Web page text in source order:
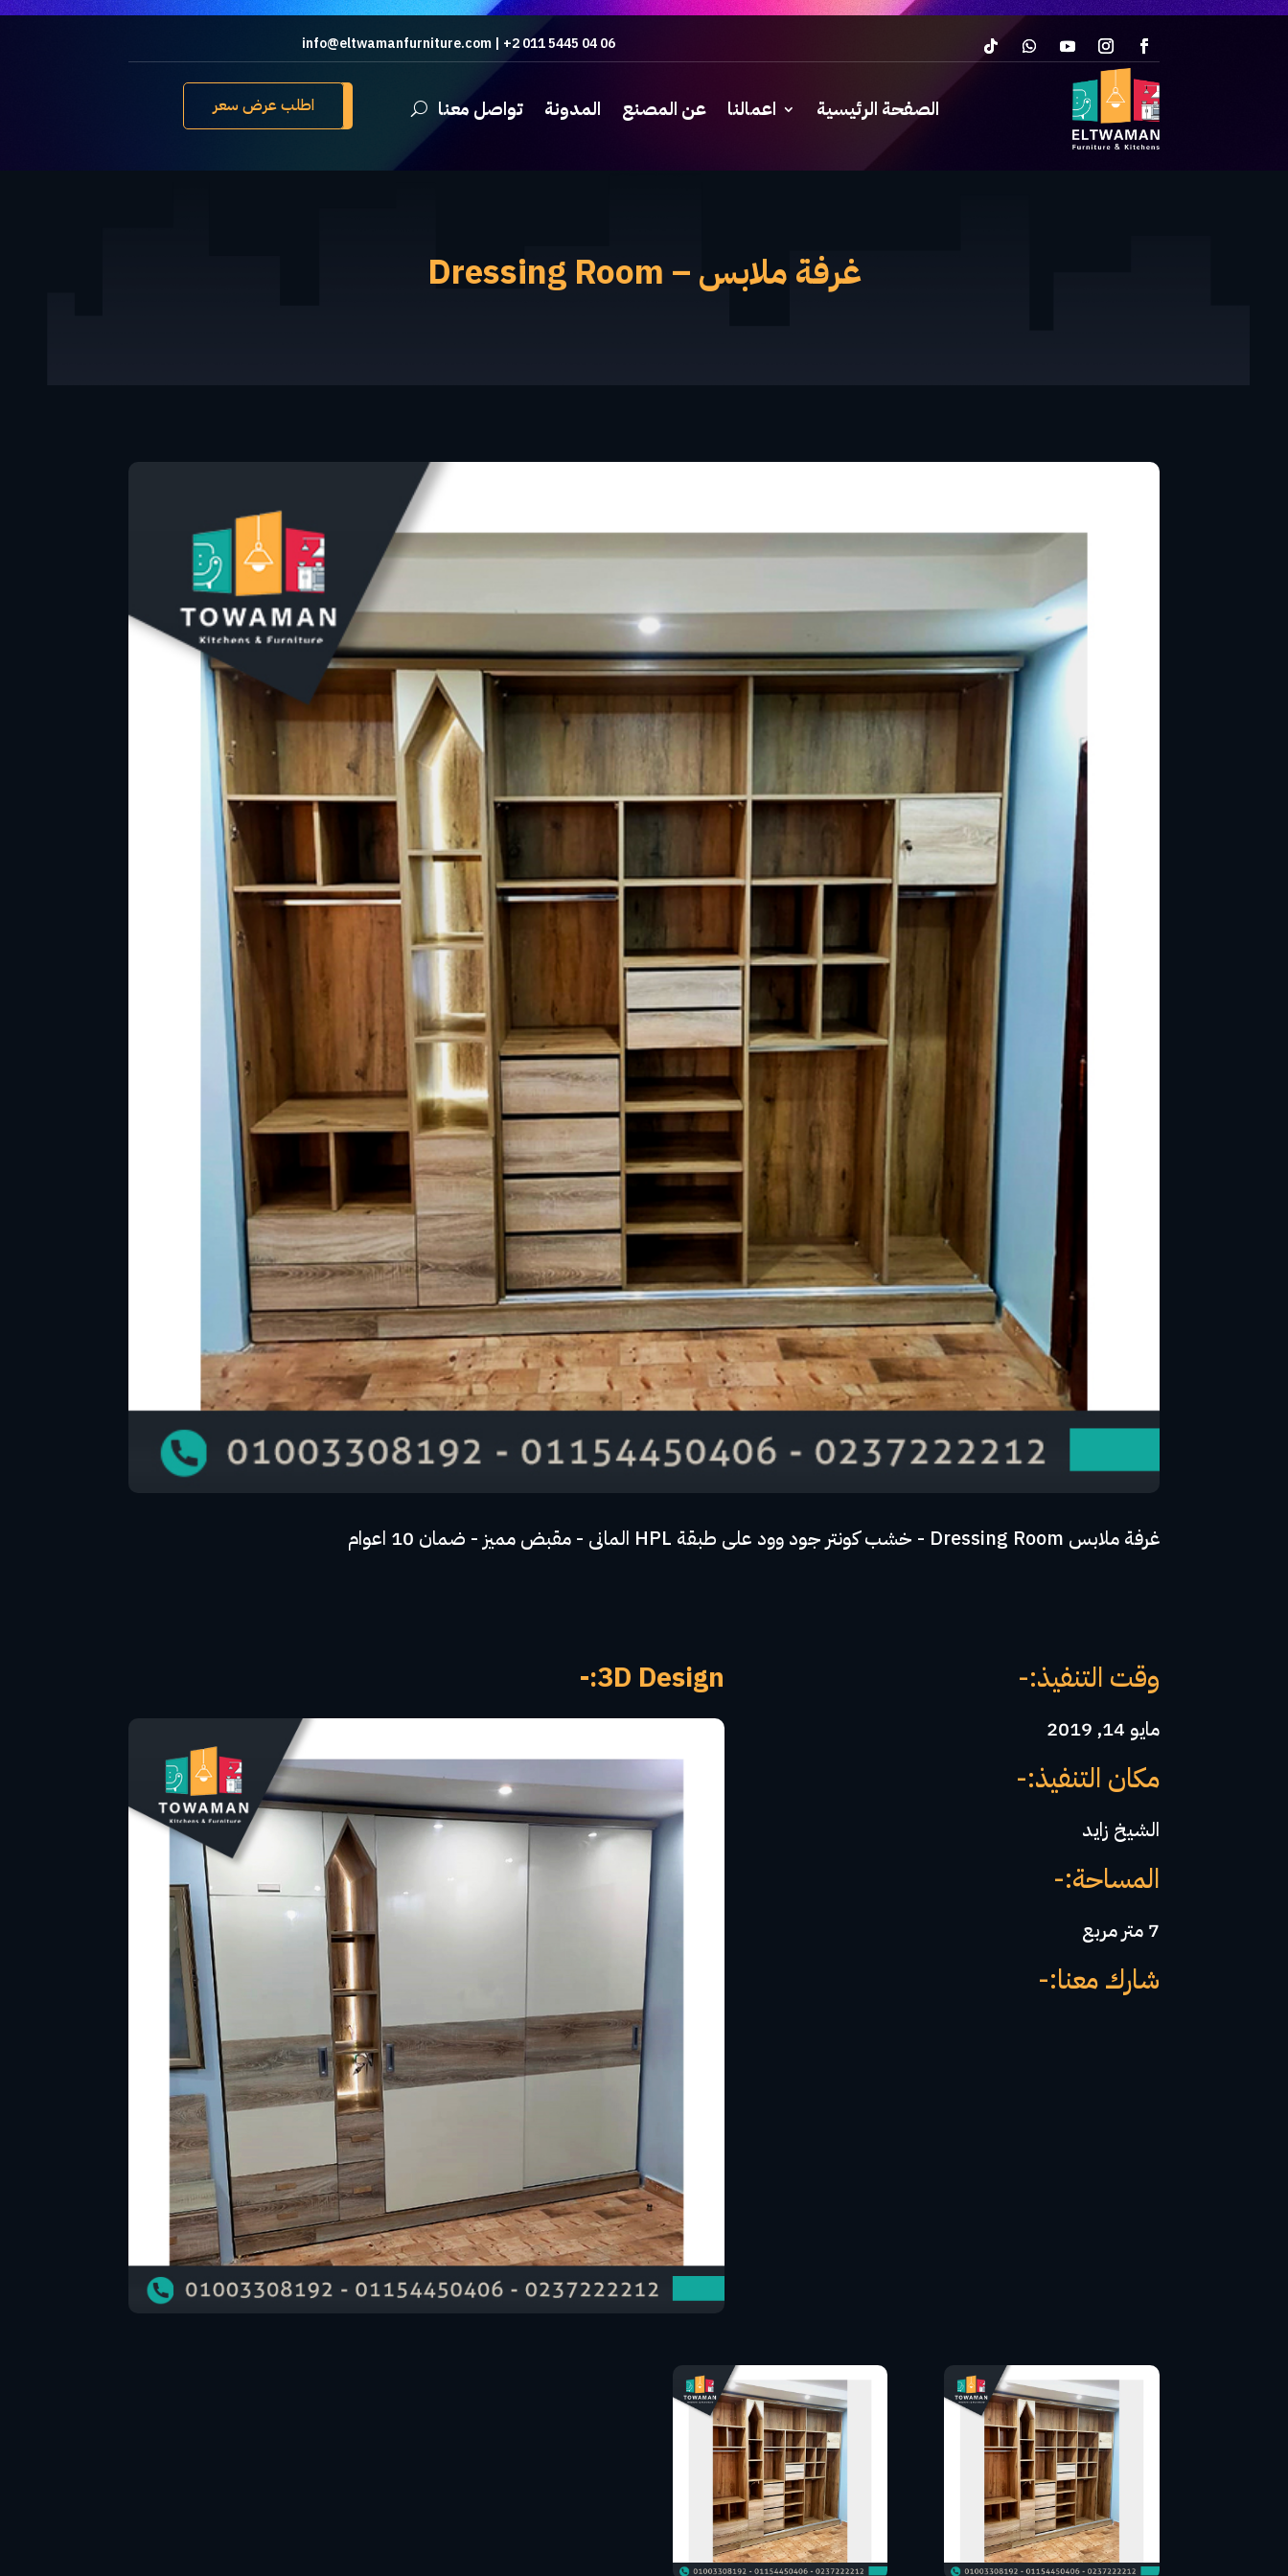
info@eltwamanfurniture.com | +2 011 5445 04 06
اطلب عرض سعر الصفحة الرئيسية اعمالنا عن المصنع المدونة تواصل معنا
غرفة ملابس – Dressing Room
غرفة ملابس Dressing Room - خشب كونتر جود وود على طبقة HPL المانى - مقبض مميز - ضمان 10 اعوام
3D Design:- وقت التنفيذ:-
مايو 14, 2019
مكان التنفيذ:-
الشيخ زايد
المساحة:-
7 متر مربع
شارك معنا:-